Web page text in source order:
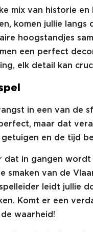
mix van historie
komen jullie langs
hoogstandjes
een perfect
elk detail kan
in een van de
maar dat
en de tijd
dat in gangen
smaken van de
leidt jullie
Komt er een
waarheid!